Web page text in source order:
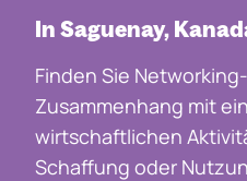
In Saguenay,
Finden Sie
Zusammenhang mit
wirtschaftlichen
Schaffung oder